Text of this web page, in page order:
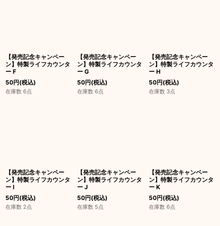
【発売記念キャンペー
ン】特製ライフカウンタ
ー F
50円(税込)
在庫数 6点
【発売記念キャンペー
ン】特製ライフカウンタ
ー G
50円(税込)
在庫数 6点
【発売記念キャンペー
ン】特製ライフカウンタ
ー H
50円(税込)
在庫数 3点
【発売記念キャンペー
ン】特製ライフカウンタ
ー I
50円(税込)
在庫数 2点
【発売記念キャンペー
ン】特製ライフカウンタ
ー J
50円(税込)
在庫数 5点
【発売記念キャンペー
ン】特製ライフカウンタ
ー K
50円(税込)
在庫数 6点